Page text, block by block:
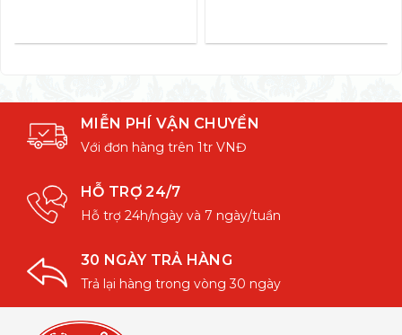
MIỄN PHÍ VẬN CHUYỂN
Với đơn hàng trên 1tr VNĐ
HỖ TRỢ 24/7
Hỗ trợ 24h/ngày và 7 ngày/tuần
30 NGÀY TRẢ HÀNG
Trả lại hàng trong vòng 30 ngày